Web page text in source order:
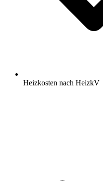
Heizkosten nach HeizkV